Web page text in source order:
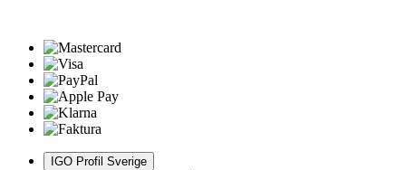
IGO Profil Sverige